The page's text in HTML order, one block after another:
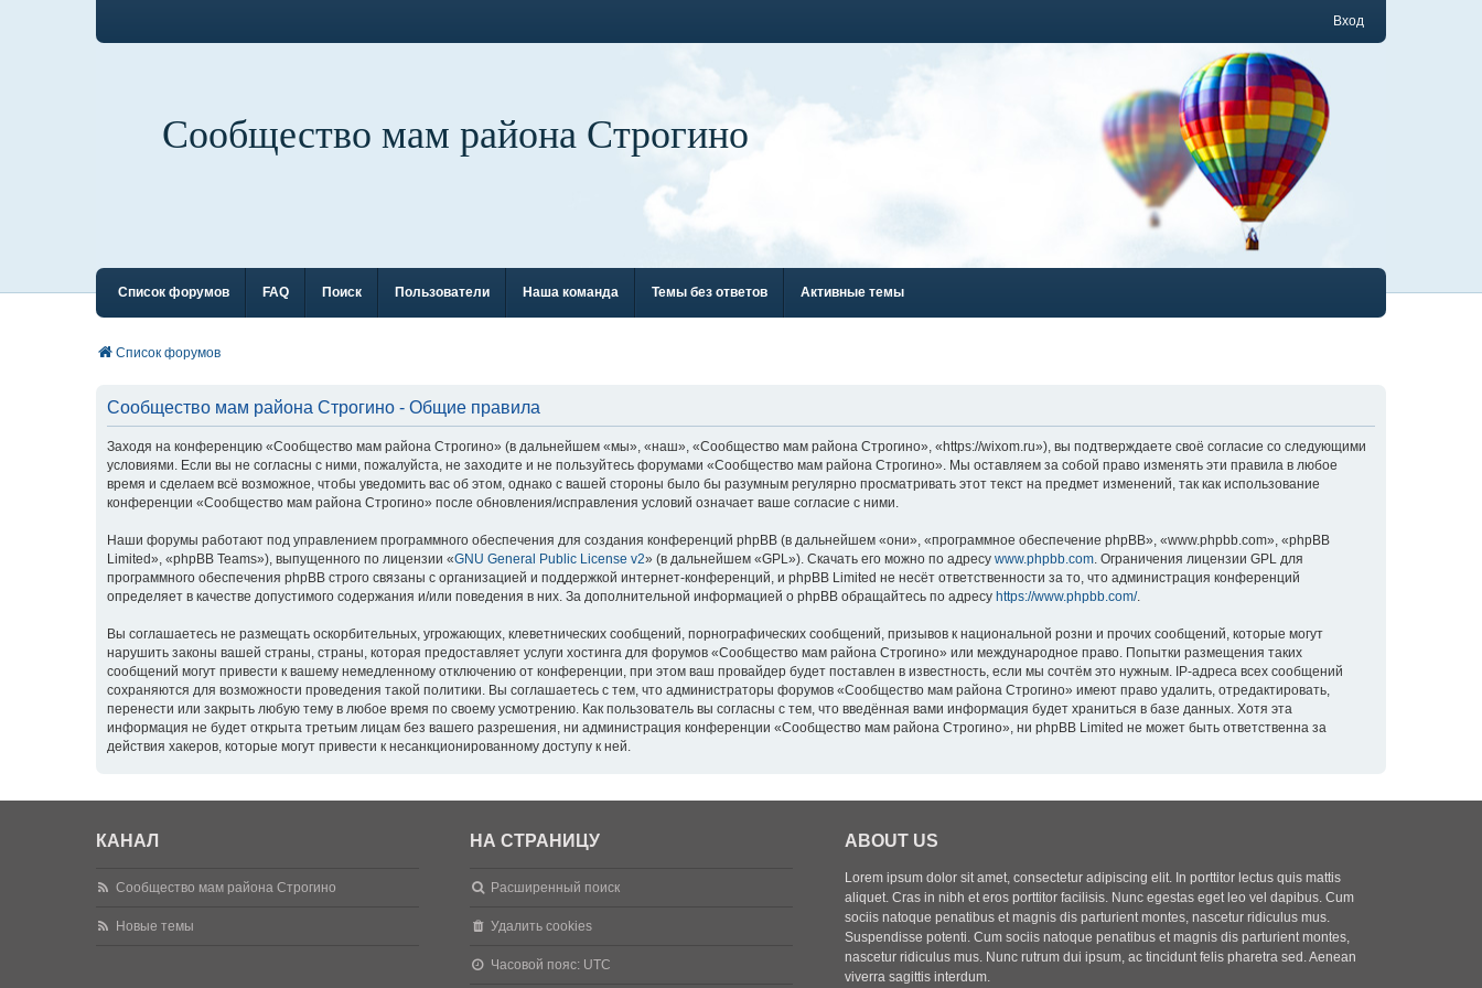
Вход
Сообщество мам района Строгино
Список форумов FAQ Поиск Пользователи Наша команда Темы без ответов Активные темы
Список форумов
Сообщество мам района Строгино - Общие правила
Заходя на конференцию «Сообщество мам района Строгино» (в дальнейшем «мы», «наш», «Сообщество мам района Строгино», «https://wixom.ru»), вы подтверждаете своё согласие со следующими
условиями. Если вы не согласны с ними, пожалуйста, не заходите и не пользуйтесь форумами «Сообщество мам района Строгино». Мы оставляем за собой право изменять эти правила в любое
время и сделаем всё возможное, чтобы уведомить вас об этом, однако с вашей стороны было бы разумным регулярно просматривать этот текст на предмет изменений, так как использование
конференции «Сообщество мам района Строгино» после обновления/исправления условий означает ваше согласие с ними.
Наши форумы работают под управлением программного обеспечения для создания конференций phpBB (в дальнейшем «они», «программное обеспечение phpBB», «www.phpbb.com», «phpBB
Limited», «phpBB Teams»), выпущенного по лицензии «GNU General Public License v2» (в дальнейшем «GPL»). Скачать его можно по адресу www.phpbb.com. Ограничения лицензии GPL для
программного обеспечения phpBB строго связаны с организацией и поддержкой интернет-конференций, и phpBB Limited не несёт ответственности за то, что администрация конференций
определяет в качестве допустимого содержания и/или поведения в них. За дополнительной информацией о phpBB обращайтесь по адресу https://www.phpbb.com/.
Вы соглашаетесь не размещать оскорбительных, угрожающих, клеветнических сообщений, порнографических сообщений, призывов к национальной розни и прочих сообщений, которые могут
нарушить законы вашей страны, страны, которая предоставляет услуги хостинга для форумов «Сообщество мам района Строгино» или международное право. Попытки размещения таких
сообщений могут привести к вашему немедленному отключению от конференции, при этом ваш провайдер будет поставлен в известность, если мы сочтём это нужным. IP-адреса всех сообщений
сохраняются для возможности проведения такой политики. Вы соглашаетесь с тем, что администраторы форумов «Сообщество мам района Строгино» имеют право удалить, отредактировать,
перенести или закрыть любую тему в любое время по своему усмотрению. Как пользователь вы согласны с тем, что введённая вами информация будет храниться в базе данных. Хотя эта
информация не будет открыта третьим лицам без вашего разрешения, ни администрация конференции «Сообщество мам района Строгино», ни phpBB Limited не может быть ответственна за
действия хакеров, которые могут привести к несанкционированному доступу к ней.
КАНАЛ
Сообщество мам района Строгино
Новые темы
НА СТРАНИЦУ
Расширенный поиск
Удалить cookies
Часовой пояс: UTC
ABOUT US
Lorem ipsum dolor sit amet, consectetur adipiscing elit. In porttitor lectus quis mattis
aliquet. Cras in nibh et eros porttitor facilisis. Nunc egestas eget leo vel dapibus. Cum
sociis natoque penatibus et magnis dis parturient montes, nascetur ridiculus mus.
Suspendisse potenti. Cum sociis natoque penatibus et magnis dis parturient montes,
nascetur ridiculus mus. Nunc rutrum dui ipsum, ac tincidunt felis pharetra sed. Aenean
viverra sagittis interdum.